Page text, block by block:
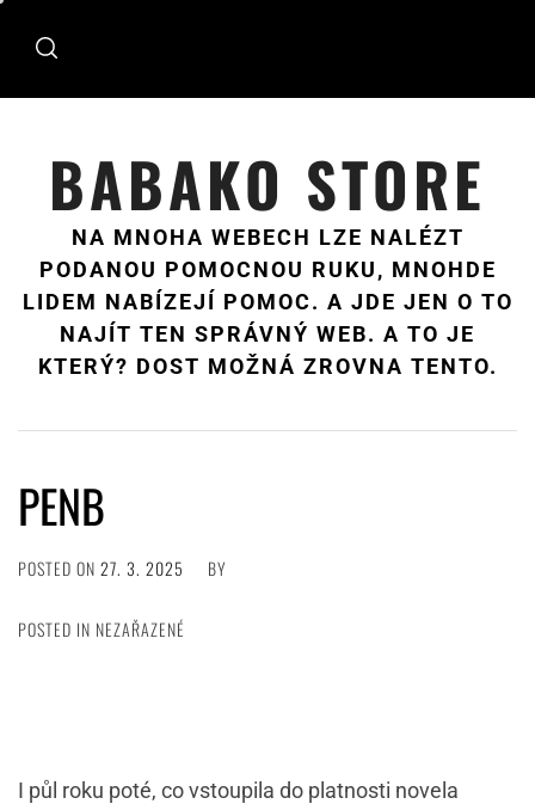
BABAKO STORE
NA MNOHA WEBECH LZE NALÉZT
PODANOU POMOCNOU RUKU, MNOHDE
LIDEM NABÍZEJÍ POMOC. A JDE JEN O TO
NAJÍT TEN SPRÁVNÝ WEB. A TO JE
KTERÝ? DOST MOŽNÁ ZROVNA TENTO.
PENB
POSTED ON 27. 3. 2025 BY
POSTED IN NEZAŘAZENÉ
I půl roku poté, co vstoupila do platnosti novela